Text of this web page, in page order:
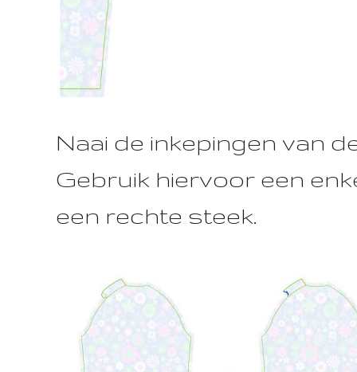
Naai de inkepingen van
Gebruik hiervoor een
een rechte steek.